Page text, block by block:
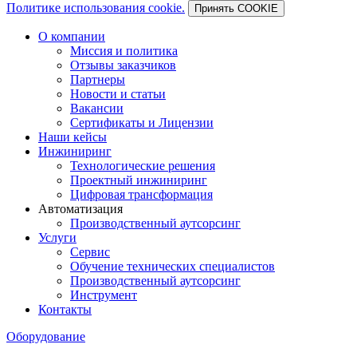
Политике использования cookie.
Принять COOKIE
О компании
Миссия и политика
Отзывы заказчиков
Партнеры
Новости и статьи
Вакансии
Сертификаты и Лицензии
Наши кейсы
Инжиниринг
Технологические решения
Проектный инжиниринг
Цифровая трансформация
Автоматизация
Производственный аутсорсинг
Услуги
Сервис
Обучение технических специалистов
Производственный аутсорсинг
Инструмент
Контакты
Оборудование